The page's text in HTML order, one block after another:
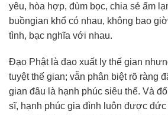
yêu, hòa hợp, đùm bọc, chia sẻ ấm
buồngian khổ có nhau, không bao
tình, bạc nghĩa với nhau.
Đạo Phật là đạo xuất ly thế gian
tuyệt thế gian; vẫn phân biệt rõ ràng
gian đâu là hạnh phúc siêu thế. Và
sĩ, hạnh phúc gia đình luôn được